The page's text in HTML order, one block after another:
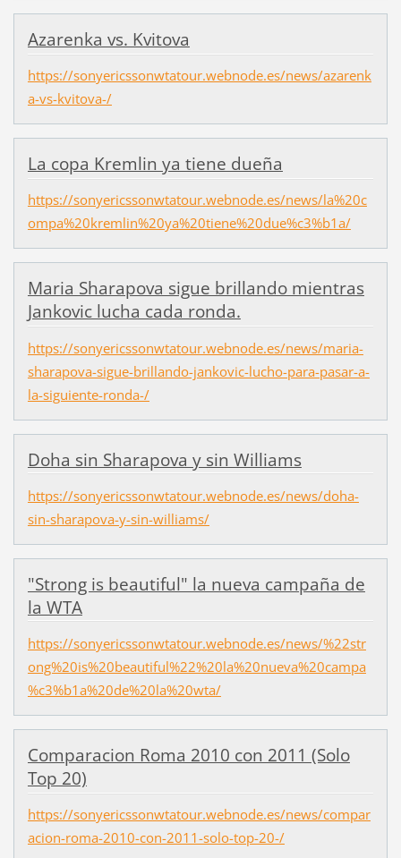
Azarenka vs. Kvitova
https://sonyericssonwtatour.webnode.es/news/azarenk
a-vs-kvitova-/
La copa Kremlin ya tiene dueña
https://sonyericssonwtatour.webnode.es/news/la%20c
ompa%20kremlin%20ya%20tiene%20due%c3%b1a/
Maria Sharapova sigue brillando mientras
Jankovic lucha cada ronda.
https://sonyericssonwtatour.webnode.es/news/maria-
sharapova-sigue-brillando-jankovic-lucho-para-pasar-a-
la-siguiente-ronda-/
Doha sin Sharapova y sin Williams
https://sonyericssonwtatour.webnode.es/news/doha-
sin-sharapova-y-sin-williams/
"Strong is beautiful" la nueva campaña de
la WTA
https://sonyericssonwtatour.webnode.es/news/%22str
ong%20is%20beautiful%22%20la%20nueva%20campa
%c3%b1a%20de%20la%20wta/
Comparacion Roma 2010 con 2011 (Solo
Top 20)
https://sonyericssonwtatour.webnode.es/news/compar
acion-roma-2010-con-2011-solo-top-20-/